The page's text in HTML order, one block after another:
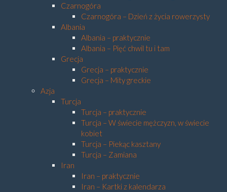
Czarnogóra
Czarnogóra – Dzień z życia rowerzysty
Albania
Albania – praktycznie
Albania – Pięć chwil tu i tam
Grecja
Grecja – praktycznie
Grecja – Mity greckie
Azja
Turcja
Turcja – praktycznie
Turcja – W świecie mężczyzn, w świecie
kobiet
Turcja – Piekąc kasztany
Turcja – Zamiana
Iran
Iran – praktycznie
Iran – Kartki z kalendarza